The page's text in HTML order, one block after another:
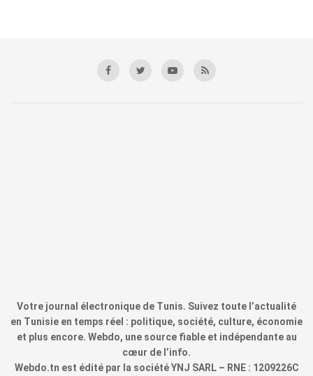
Votre journal électronique de Tunis. Suivez toute l’actualité
en Tunisie en temps réel : politique, société, culture, économie
et plus encore. Webdo, une source fiable et indépendante au
cœur de l’info.
Webdo.tn est édité par la société YNJ SARL – RNE : 1209226C